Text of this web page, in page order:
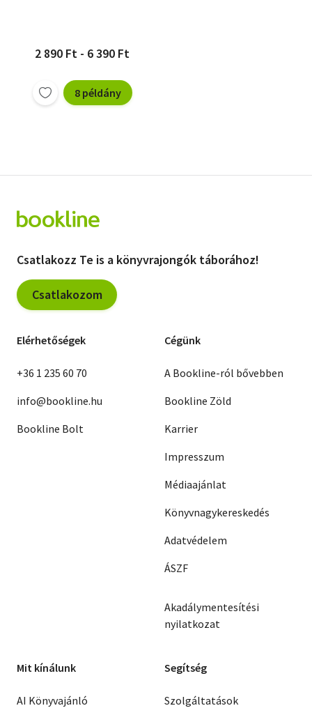
2 890 Ft - 6 390 Ft
8 példány
Csatlakozz Te is a könyvrajongók táborához!
Csatlakozom
Elérhetőségek
+36 1 235 60 70
info@bookline.hu
Bookline Bolt
Cégünk
A Bookline-ról bővebben
Bookline Zöld
Karrier
Impresszum
Médiaajánlat
Könyvnagykereskedés
Adatvédelem
ÁSZF
Akadálymentesítési
nyilatkozat
Mit kínálunk
AI Könyvajánló
Segítség
Szolgáltatások